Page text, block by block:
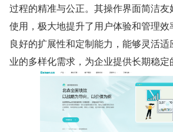
过程的精准与公正。其操作界面简洁
使用，极大地提升了用户体验和管理
良好的扩展性和定制能力，能够灵活
业的多样化需求，为企业提供长期稳定